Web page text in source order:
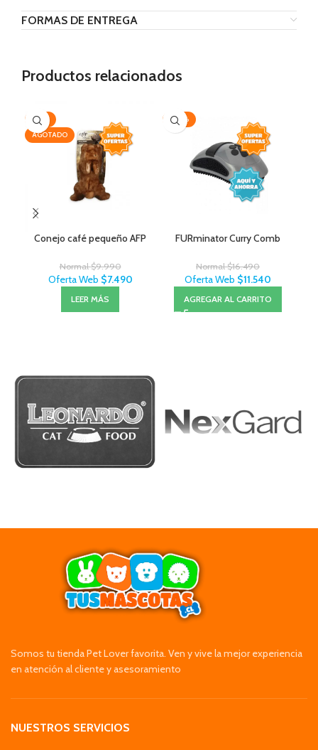
FORMAS DE ENTREGA
Productos relacionados
-25%
AGOTADO
Conejo café pequeño AFP
Normal$9.990
Oferta Web $7.490
LEER MÁS
-30%
FURminator Curry Comb
Normal$16.490
Oferta Web $11.540
AGREGAR AL CARRITO
Somos tu tienda Pet Lover favorita. Ven y vive la mejor experiencia
en atención al cliente y asesoramiento
NUESTROS SERVICIOS